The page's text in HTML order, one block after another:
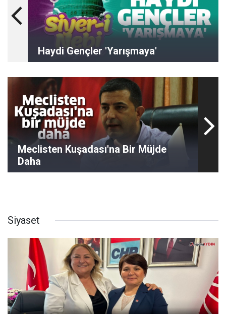
Haydi Gençler 'Yarışmaya'
Meclisten Kuşadası'na Bir Müjde
Daha
Siyaset